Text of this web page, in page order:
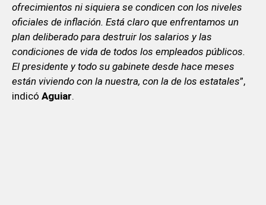
ofrecimientos ni siquiera se condicen con los niveles
oficiales de inflación. Está claro que enfrentamos un
plan deliberado para destruir los salarios y las
condiciones de vida de todos los empleados públicos.
El presidente y todo su gabinete desde hace meses
están viviendo con la nuestra, con la de los estatales”,
indicó Aguiar.